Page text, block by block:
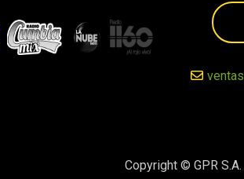
Copyright © GPR S.A.